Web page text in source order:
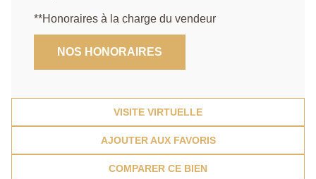
**Honoraires à la charge du vendeur
NOS HONORAIRES
VISITE VIRTUELLE
AJOUTER AUX FAVORIS
COMPARER CE BIEN